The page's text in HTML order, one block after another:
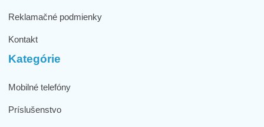
Reklamačné podmienky
Kontakt
Kategórie
Mobilné telefóny
Príslušenstvo